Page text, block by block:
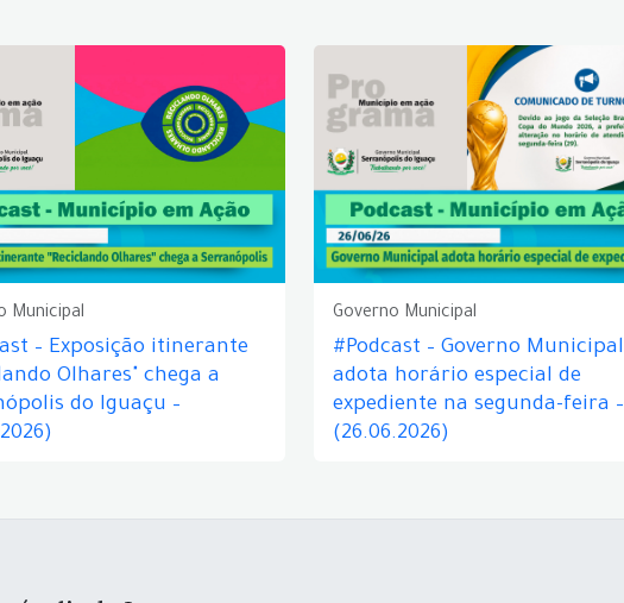
Municipal
– Exposição itinerante
Olhares" chega a
do Iguaçu –
Governo Municipal
#Podcast – Governo Municipal
adota horário especial de
expediente na segunda-feira –
(26.06.2026)